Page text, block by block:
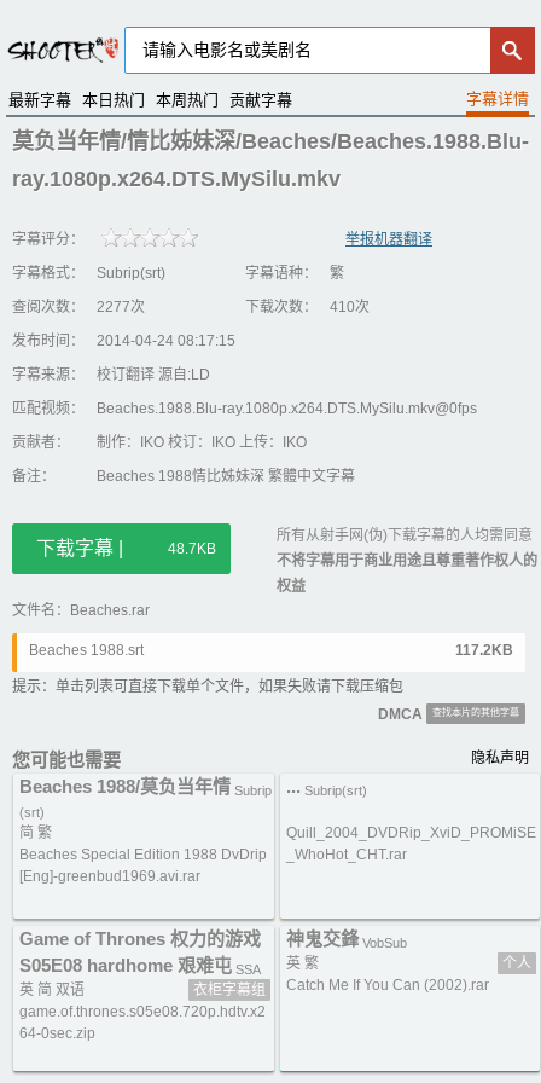
最新字幕 本日热门 本周热门 贡献字幕
莫负当年情/情比姊妹深/Beaches/Beaches.1988.Blu-
ray.1080p.x264.DTS.MySilu.mkv
字幕评分：
举报机器翻译
字幕格式：
Subrip(srt) 字幕语种：
繁
查阅次数：
2277次 下载次数：
410次
发布时间：
2014-04-24 08:17:15
字幕来源：
校订翻译 源自:LD
匹配视频：
Beaches.1988.Blu-ray.1080p.x264.DTS.MySilu.mkv@0fps
贡献者：
制作：IKO 校订：IKO 上传：IKO
备注：
Beaches 1988情比姊妹深 繁體中文字幕
下载字幕 | 48.7KB
所有从射手网(伪)下载字幕的人均需同意
不将字幕用于商业用途且尊重著作权人的
权益
文件名：Beaches.rar
Beaches 1988.srt 117.2KB
提示：单击列表可直接下载单个文件，如果失败请下载压缩包
DMCA
查找本片的其他字幕
您可能也需要 隐私声明
Beaches 1988/莫负当年情 Subrip
(srt)
简 繁
Beaches Special Edition 1988 DvDrip
[Eng]-greenbud1969.avi.rar
... Subrip(srt)
Quill_2004_DVDRip_XviD_PROMiSE
_WhoHot_CHT.rar
Game of Thrones 权力的游戏
S05E08 hardhome 艰难屯 SSA
英 简 双语
衣柜字幕组
game.of.thrones.s05e08.720p.hdtv.x2
64-0sec.zip
神鬼交鋒 VobSub
英 繁
个人
Catch Me If You Can (2002).rar